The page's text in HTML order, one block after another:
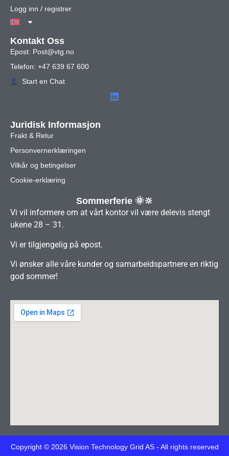
Logg inn / registrer
Kontakt Oss
Epost: Post@vtg.no
Telefon: +47 639 67 600
Start en Chat
Juridisk Informasjon
Frakt & Retur
Personvernerklæringen
Vilkår og betingelser
Cookie-erklæring
Sommerferie 🌞🔆
Vi vil informere om at vårt kontor vil være delevis stengt
ukene 28 – 31.
Vi er tilgjengelig på epost.
Vi ønsker alle våre kunder og samarbeidspartnere en riktig
god sommer!
Copyright © 2026 Vision Technology Grid AS - All rights reserved